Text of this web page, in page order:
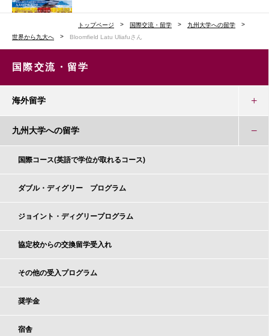
トップページ 国際交流・留学
九州大学への留学
世界から九大へ
Bloomfield Latu Uliafuさん
国際交流・留学
海外留学
九州大学への留学
国際コース(英語で学位が取れるコース)
ダブル・ディグリー プログラム
ジョイント・ディグリープログラム
協定校からの交換留学受入れ
その他の受入プログラム
奨学金
宿舎